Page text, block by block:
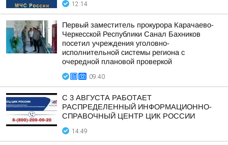
12:14
Первый заместитель прокурора Карачаево-
Черкесской Республики Санал Бахников
посетил учреждения уголовно-
исполнительной системы региона с
очередной плановой проверкой
09:40
С 3 АВГУСТА РАБОТАЕТ
РАСПРЕДЕЛЕННЫЙ ИНФОРМАЦИОННО-
СПРАВОЧНЫЙ ЦЕНТР ЦИК РОССИИ
14:49